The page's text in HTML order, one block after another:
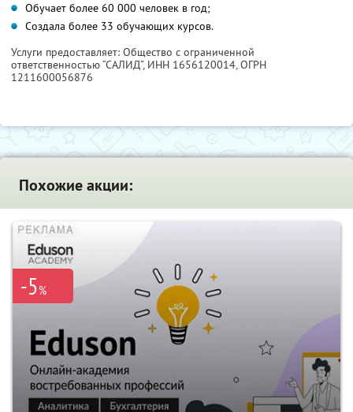
Обучает более 60 000 человек в год;
Создала более 33 обучающих курсов.
Услуги предоставляет: Общество с ограниченной
ответственностью “САЛИД”, ИНН 1656120014, ОГРН
1211600056876
Похожие акции:
-5%